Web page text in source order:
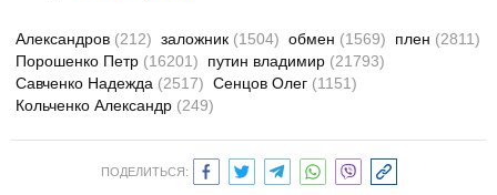
Александров (212) заложник (1504) обмен (1569) плен (2811)
Порошенко Петр (16201) путин владимир (21793)
Савченко Надежда (2517) Сенцов Олег (1151)
Кольченко Александр (249)
ПОДЕЛИТЬСЯ: